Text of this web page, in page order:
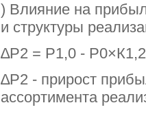
) Влияние на
и структуры
∆Р2 = Р1,0 - Р0×К1,2
∆Р2 - прирост
ассортимента